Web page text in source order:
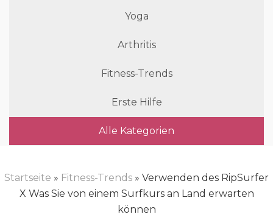
Yoga
Arthritis
Fitness-Trends
Erste Hilfe
Alle Kategorien
Startseite » Fitness-Trends » Verwenden des RipSurfer
X Was Sie von einem Surfkurs an Land erwarten
können